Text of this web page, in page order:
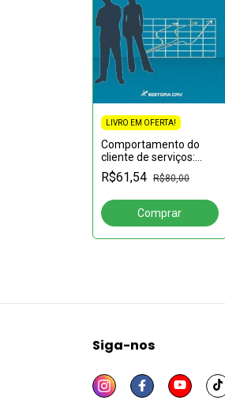
LIVRO EM OFERTA!
Comportamento do
cliente de serviços:
Estudos de casos
R$61,54 R$80,00
Siga-nos